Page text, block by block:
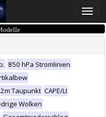
Toggle
850 hPa Stromlinien
2m Taupunkt CAPE/LI
Wolken